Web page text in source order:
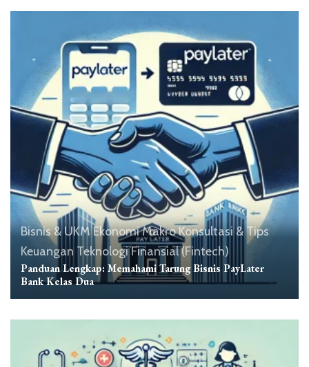
Bisnis & UKMEkonomi MakroKonsultasi & Tips
Keuangan Teknologi Finansial (Fintech)
Panduan Lengkap: Memahami Tarung Bisnis PayLater
Bank Kelas Dua